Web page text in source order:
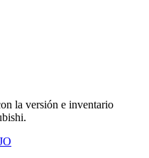
la versión e inventario